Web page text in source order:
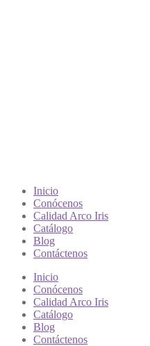
Inicio
Conócenos
Calidad Arco Iris
Catálogo
Blog
Contáctenos
Inicio
Conócenos
Calidad Arco Iris
Catálogo
Blog
Contáctenos